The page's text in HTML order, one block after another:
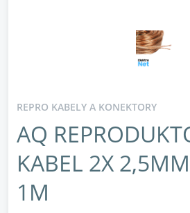
REPRO KABELY A KONEKTORY
AQ
KABEL 2X
1M